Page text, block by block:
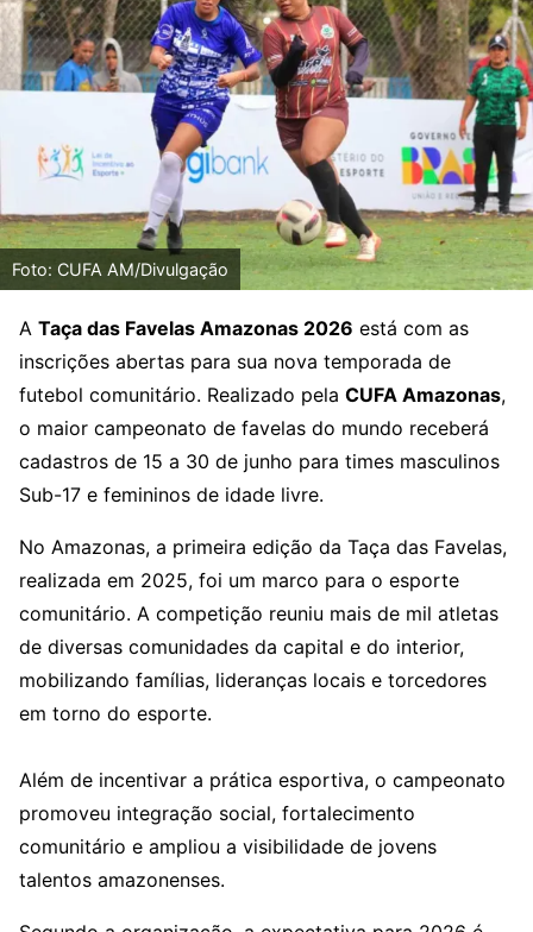
Foto: CUFA AM/Divulgação
A Taça das Favelas Amazonas 2026 está com as
inscrições abertas para sua nova temporada de
futebol comunitário. Realizado pela CUFA Amazonas,
o maior campeonato de favelas do mundo receberá
cadastros de 15 a 30 de junho para times masculinos
Sub-17 e femininos de idade livre.
No Amazonas, a primeira edição da Taça das Favelas,
realizada em 2025, foi um marco para o esporte
comunitário. A competição reuniu mais de mil atletas
de diversas comunidades da capital e do interior,
mobilizando famílias, lideranças locais e torcedores
em torno do esporte.
Além de incentivar a prática esportiva, o campeonato
promoveu integração social, fortalecimento
comunitário e ampliou a visibilidade de jovens
talentos amazonenses.